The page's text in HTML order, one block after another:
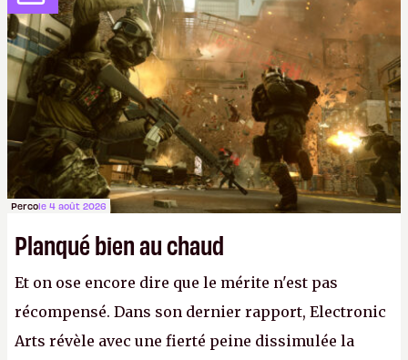
studios et licenciements massifs. En gros, essorer
FCetBattlefield, puis virer le reste.P.
Percole 4 août 2026
Planqué bien au chaud
Et on ose encore dire que le mérite n'est pas
récompensé. Dans son dernier rapport, Electronic
Arts révèle avec une fierté peine dissimulée la